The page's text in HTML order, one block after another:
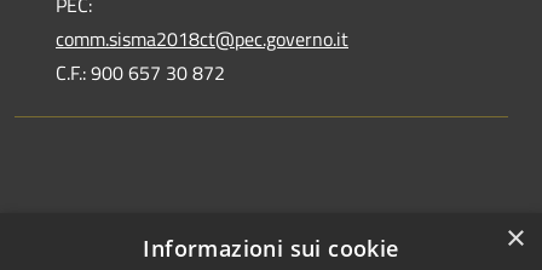
comm.sisma2018ct@pec.governo.it
C.F.: 900 657 30 872
×
Informazioni sui cookie